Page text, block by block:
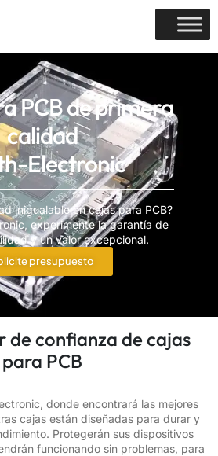
PCB de primera
calidad
Electronic
inigualable en cajas para PCB?
experimente la garantía de
y un valor excepcional.
presupuesto
de confianza de cajas
para PCB
donde encontrará las mejores
cajas están diseñadas para durar y
Protegerán sus dispositivos
funcionando sin problemas, para